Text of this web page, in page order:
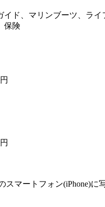
イド、マリンブーツ、ラ
保険
スマートフォン(iPhone)に